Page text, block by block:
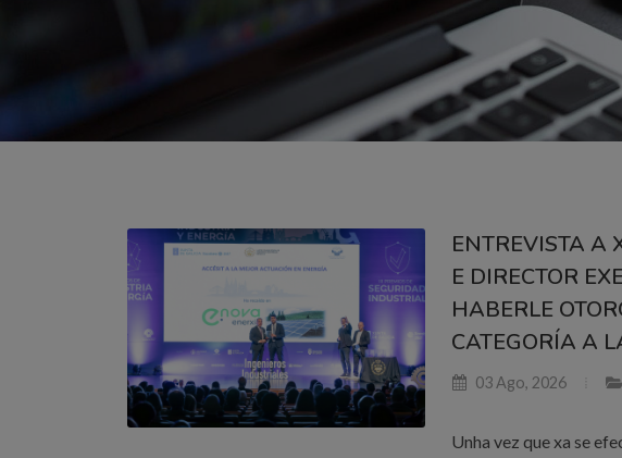
ENTREVISTA A
E DIRECTOR
HABERLE
CATEGORÍA A
03 Ago, 2026
Unha vez que xa se